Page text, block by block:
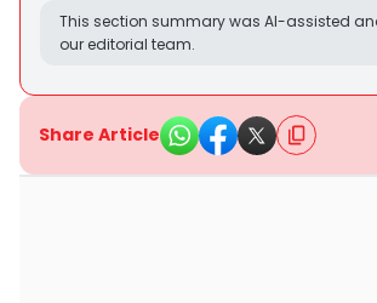
This section summary was AI-assisted
our editorial team.
Share Article